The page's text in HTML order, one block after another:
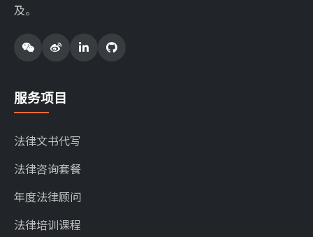
及。
服务项目
法律文书代写
法律咨询套餐
年度法律顾问
法律培训课程